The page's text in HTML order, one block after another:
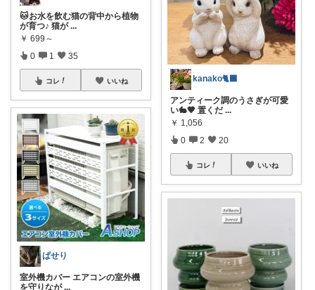
🐱お水を飲む猫の背中から植物
が育つ♪ 猫が ...
￥ 699～
0 1 35
コレ いいね
ぱせり
室外機カバー エアコンの室外機
を守りなが ...
kanako🐈‍⬛
アンティーク調のうさぎが可愛
い🐇🤎 置くだ ...
￥ 1,056
0 2 20
コレ いいね